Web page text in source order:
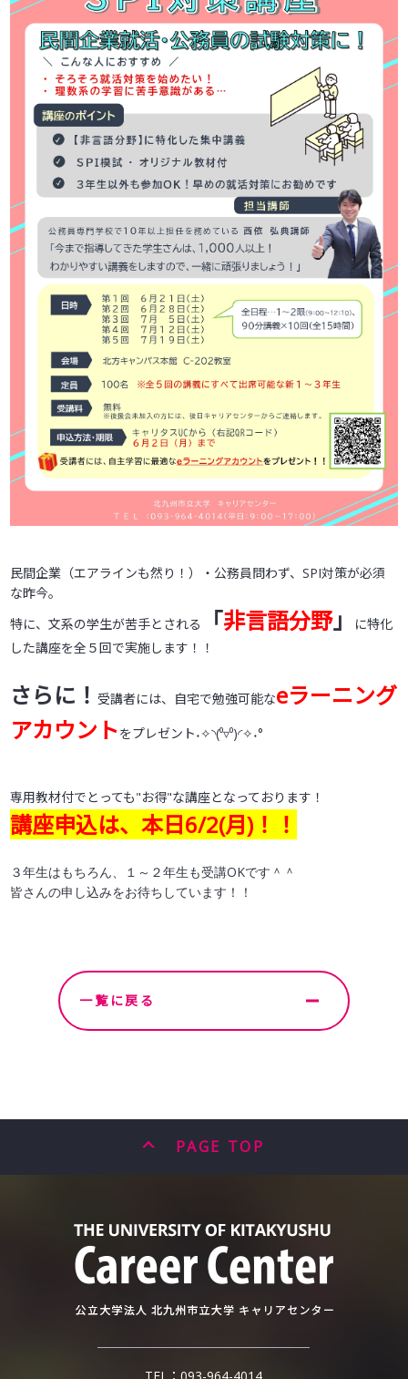
民間企業（エアラインも然り！）・公務員問わず、SPI対策が必須
な昨今。
特に、文系の学生が苦手とされる
「非言語分野」
に特化
した講座を全５回で実施します！！
さらに！ 受講者には、自宅で勉強可能なeラーニング
アカウントをプレゼント˖✧◝(⁰▿⁰)◜✧˖°
専用教材付でとっても"お得"な講座となっております！
講座申込は、本日6/2(月)！！
３年生はもちろん、１～２年生も受講OKです＾＾
皆さんの申し込みをお待ちしています！！
一覧に戻る
PAGE TOP